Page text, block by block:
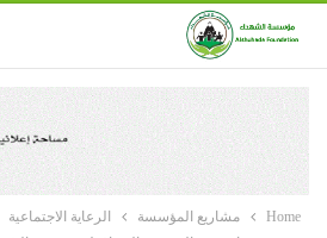
Home مشاريع المؤسسة
الرعاية الاجتماعية